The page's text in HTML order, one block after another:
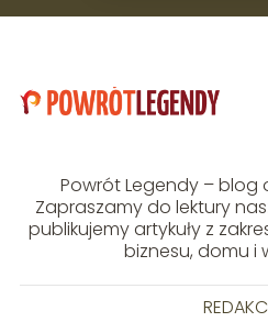
Powrót Legendy –
Zapraszamy do lektury
publikujemy artykuły z
biznesu, domu i